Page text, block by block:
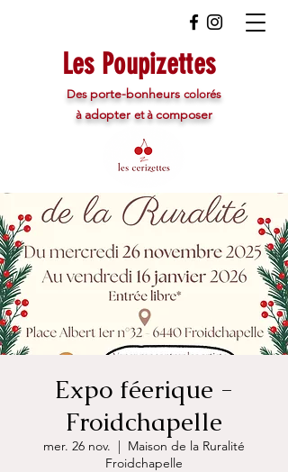
Des porte-bonheurs colorés
à adopter et à composer
Les Poupizettes
Expo féerique -
Froidchapelle
mer. 26 nov.
  |
Maison de la Ruralité
Froidchapelle